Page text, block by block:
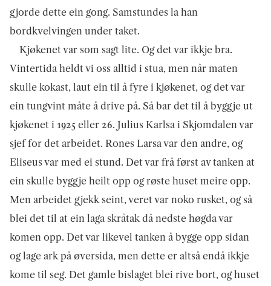
gjorde dette ein gong. Samstundes la han
bordkvelvingen under taket.
Kjøkenet var som sagt lite. Og det var ikkje bra.
Vinter­tida heldt vi oss alltid i stua, men når maten
skulle kokast, laut ein til å fyre i kjøkenet, og det var
ein tungvint måte å drive på. Så bar det til å byggje ut
kjøkenet i 1925 eller 26. Julius Karlsa i Skjomdalen var
sjef for det arbeidet. Rones Larsa var den andre, og
Eliseus var med ei stund. Det var frå først av tanken at
ein skulle byggje heilt opp og røste huset meire opp.
Men arbeidet gjekk seint, veret var noko rusket, og så
blei det til at ein laga skråtak då nedste høgda var
komen opp. Det var likevel tanken å bygge opp sidan
og lage ark på øversida, men dette er altså endå ikkje
kome til seg. Det gamle bislaget blei rive bort, og huset